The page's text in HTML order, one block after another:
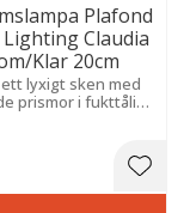
Plafond
Claudia
Klar 20cm
lyxigt sken med
prismor i fukttåligt
atmosfär.